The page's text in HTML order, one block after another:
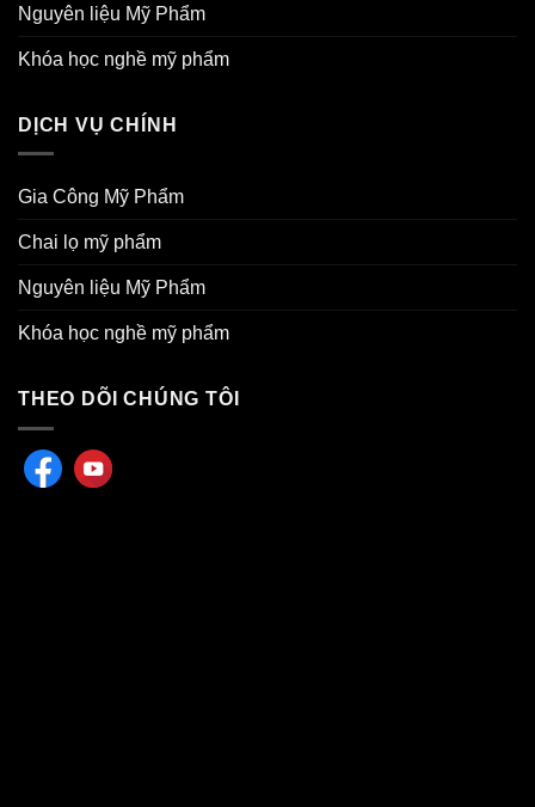
Nguyên liệu Mỹ Phẩm
Khóa học nghề mỹ phẩm
DỊCH VỤ CHÍNH
Gia Công Mỹ Phẩm
Chai lọ mỹ phẩm
Nguyên liệu Mỹ Phẩm
Khóa học nghề mỹ phẩm
THEO DÕI CHÚNG TÔI